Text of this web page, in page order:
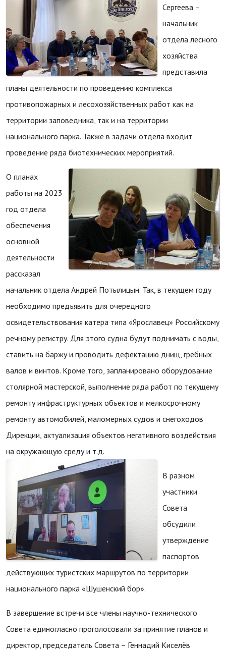
Сергеева –
начальник
отдела лесного
хозяйства
представила
планы деятельности по проведению комплекса
противопожарных и лесохозяйственных работ как на
территории заповедника, так и на территории
национального парка. Также в задачи отдела входит
проведение ряда биотехнических мероприятий.
О планах
работы на 2023
год отдела
обеспечения
основной
деятельности
рассказал
начальник отдела Андрей Потылицын. Так, в текущем году
необходимо предъявить для очередного
освидетельствования катера типа «Ярославец» Российскому
речному регистру. Для этого судна будут поднимать с воды,
ставить на баржу и проводить дефектацию днищ, гребных
валов и винтов. Кроме того, запланировано оборудование
столярной мастерской, выполнение ряда работ по текущему
ремонту инфраструктурных объектов и мелкосрочному
ремонту автомобилей, маломерных судов и снегоходов
Дирекции, актуализация объектов негативного воздействия
на окружающую среду и т.д.
В разном
участники
Совета
обсудили
утверждение
паспортов
действующих туристских маршрутов по территории
национального парка «Шушенский бор».
В завершение встречи все члены научно-технического
Совета единогласно проголосовали за принятие планов и
директор, председатель Совета – Геннадий Киселёв